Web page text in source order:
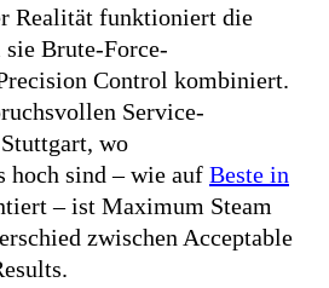
Realität funktioniert die
sie Brute-Force-
Control kombiniert.
Service-
wo
hoch sind – wie auf Beste in
– ist Maximum Steam
zwischen Acceptable